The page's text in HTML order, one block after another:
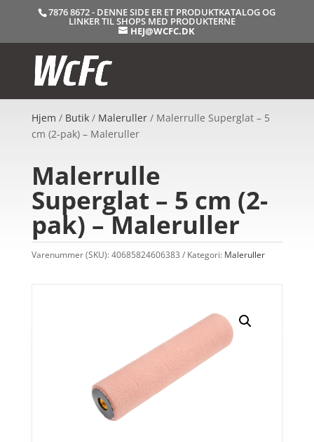
7876 8672 - DENNE SIDE ER ET PRODUKTKATALOG OG
LINKER TIL SHOPS MED PRODUKTERNE
HEJ@WCFC.DK
Hjem / Butik/ Maleruller/ Malerrulle Superglat – 5
cm (2-pak) – Maleruller
Malerrulle
Superglat – 5 cm (2-
pak) – Maleruller
Varenummer (SKU):40685824606383 Kategori: Maleruller